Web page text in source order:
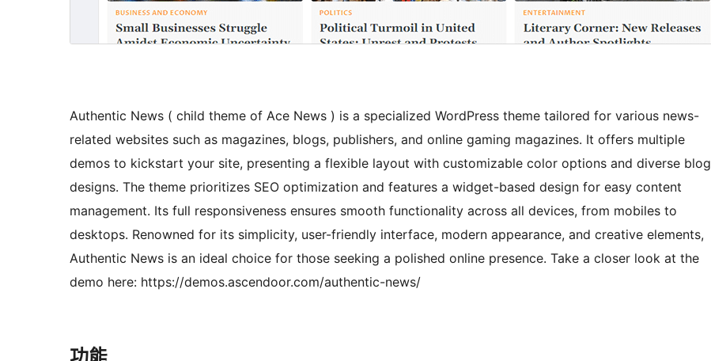
Authentic News ( child theme of Ace News ) is a specialized WordPress theme tailored for various news-
related websites such as magazines, blogs, publishers, and online gaming magazines. It offers multiple
demos to kickstart your site, presenting a flexible layout with customizable color options and diverse blog
designs. The theme prioritizes SEO optimization and features a widget-based design for easy content
management. Its full responsiveness ensures smooth functionality across all devices, from mobiles to
desktops. Renowned for its simplicity, user-friendly interface, modern appearance, and creative elements,
Authentic News is an ideal choice for those seeking a polished online presence. Take a closer look at the
demo here: https://demos.ascendoor.com/authentic-news/